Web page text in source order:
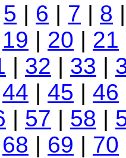
5 | 6 | 7 | 8
19 | 20 | 21
| 32 | 33 |
44 | 45 | 46
| 57 | 58 |
68 | 69 | 70